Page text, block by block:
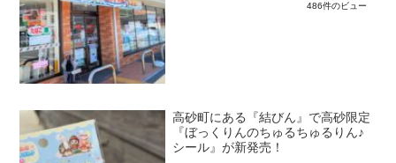
486件のビュー
高砂町にある『結びん』で高砂限定
『ぼっくりんのちゅるちゅるりん♪
シール』が新発売！